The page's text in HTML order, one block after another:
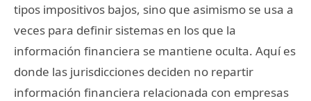
tipos impositivos bajos, sino que asimismo se usa a
veces para definir sistemas en los que la
información financiera se mantiene oculta. Aquí es
donde las jurisdicciones deciden no repartir
información financiera relacionada con empresas